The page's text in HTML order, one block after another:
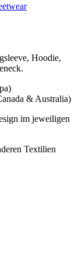
Hoodie,
& Australia)
im jeweiligen
Textilien